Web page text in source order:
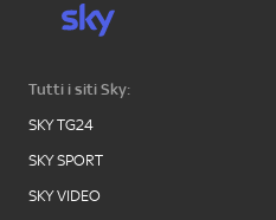
Tutti i siti Sky:
SKY TG24
SKY SPORT
SKY VIDEO